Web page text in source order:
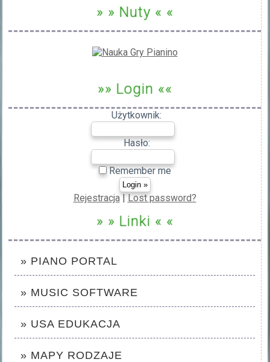
» » Nuty « «
»» Login ««
Użytkownik:
Hasło:
Remember me
Rejestracja|Lost password?
» » Linki « «
» PIANO PORTAL
» MUSIC SOFTWARE
» USA EDUKACJA
» MAPY RODZAJE